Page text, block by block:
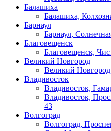
Балашиха
Балашиха,
Барнаул
Барнаул,
Благовещенск
Благовещенск,
Великий Новгород
Великий
Владивосток
Владивосток,
Владивосток,
43
Волгоград
Волгоград,